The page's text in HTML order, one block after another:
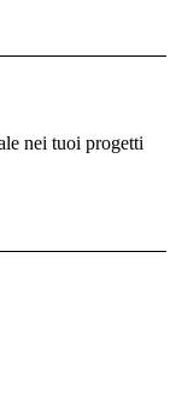
nei tuoi progetti